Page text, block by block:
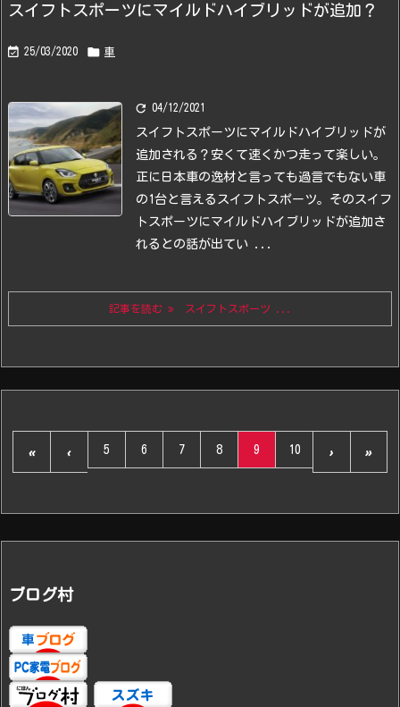
スイフトスポーツにマイルドハイブリッドが追加？
 25/03/2020  車
 04/12/2021
スイフトスポーツにマイルドハイブリッドが
追加される？ 安くて速くかつ走って楽しい。
正に日本車の逸材と言っても過言でもない車
の1台と言えるスイフトスポーツ。 そのスイフ
トスポーツにマイルドハイブリッドが追加さ
れるとの話が出てい ...
記事を読む スイフトスポーツ ...
« ‹ 5 6 7 8 9 10 › »
ブログ村